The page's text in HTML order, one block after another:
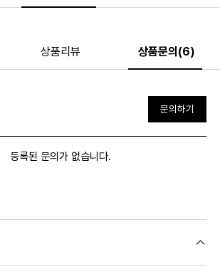
상품리뷰 상품문의(6)
문의하기
등록된 문의가 없습니다.